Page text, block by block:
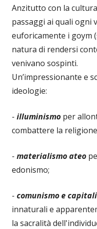
Anzitutto con la
passaggi ai quali ogni
euforicamente i goym
natura di rendersi
venivano sospinti.
Un’impressionante e
ideologie:
- illuminismo per
combattere la
- materialismo ateo
edonismo;
- comunismo e
innaturali e
la sacralità